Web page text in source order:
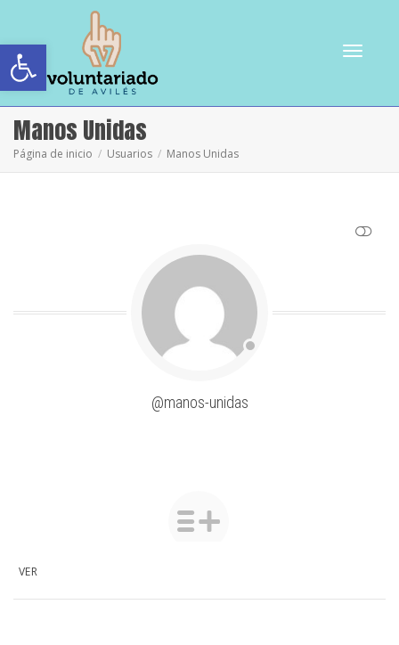
Abrir barra de herramientas
Manos Unidas
Página de inicio Usuarios Manos Unidas
@manos-unidas
VER